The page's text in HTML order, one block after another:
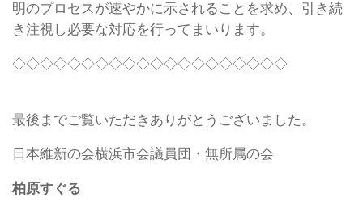
明のプロセスが速やかに示されることを求め、引き続
き注視し必要な対応を行ってまいります。
◇◇◇◇◇◇◇◇◇◇◇◇◇◇◇◇◇◇◇◇
最後までご覧いただきありがとうございました。
日本維新の会横浜市会議員団・無所属の会
柏原すぐる